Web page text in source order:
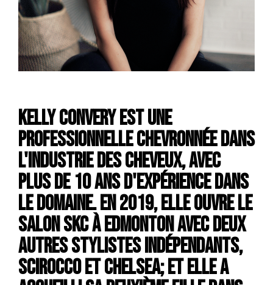
Kelly Convery est une
professionnelle chevronnée dans
l'industrie des cheveux, avec
plus de 10 ans d'expérience dans
le domaine. En 2019, elle ouvre le
Salon SKC à Edmonton avec deux
autres stylistes indépendants,
Scirocco et Chelsea; et elle a